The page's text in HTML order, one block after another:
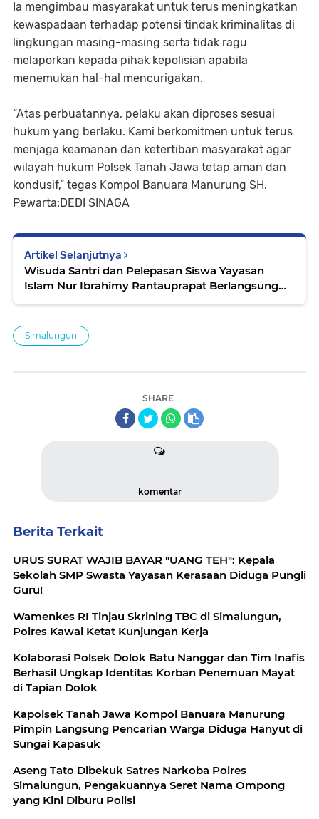
Ia mengimbau masyarakat untuk terus meningkatkan
kewaspadaan terhadap potensi tindak kriminalitas di
lingkungan masing-masing serta tidak ragu
melaporkan kepada pihak kepolisian apabila
menemukan hal-hal mencurigakan.
“Atas perbuatannya, pelaku akan diproses sesuai
hukum yang berlaku. Kami berkomitmen untuk terus
menjaga keamanan dan ketertiban masyarakat agar
wilayah hukum Polsek Tanah Jawa tetap aman dan
kondusif,” tegas Kompol Banuara Manurung SH.
Pewarta:DEDI SINAGA
Artikel Selanjutnya
Wisuda Santri dan Pelepasan Siswa Yayasan
Islam Nur Ibrahimy Rantauprapat Berlangsung
Simalungun
SHARE
komentar
Berita Terkait
URUS SURAT WAJIB BAYAR "UANG TEH": Kepala
Sekolah SMP Swasta Yayasan Kerasaan Diduga Pungli
Guru!
Wamenkes RI Tinjau Skrining TBC di Simalungun,
Polres Kawal Ketat Kunjungan Kerja
Kolaborasi Polsek Dolok Batu Nanggar dan Tim Inafis
Berhasil Ungkap Identitas Korban Penemuan Mayat
di Tapian Dolok
Kapolsek Tanah Jawa Kompol Banuara Manurung
Pimpin Langsung Pencarian Warga Diduga Hanyut di
Sungai Kapasuk
Aseng Tato Dibekuk Satres Narkoba Polres
Simalungun, Pengakuannya Seret Nama Ompong
yang Kini Diburu Polisi